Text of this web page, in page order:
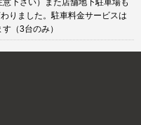
下さい）また店舗地下駐車場も
りました。駐車料金サービスは
（3台のみ）